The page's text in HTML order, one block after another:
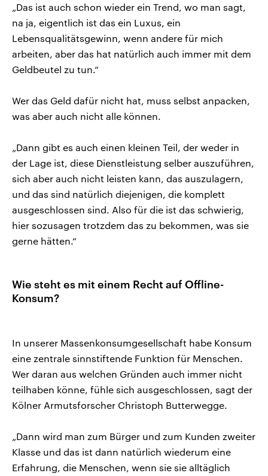
„Das ist auch schon wieder ein Trend, wo man sagt,
na ja, eigentlich ist das ein Luxus, ein
Lebensqualitätsgewinn, wenn andere für mich
arbeiten, aber das hat natürlich auch immer mit dem
Geldbeutel zu tun.“
Wer das Geld dafür nicht hat, muss selbst anpacken,
was aber auch nicht alle können.
„Dann gibt es auch einen kleinen Teil, der weder in
der Lage ist, diese Dienstleistung selber auszuführen,
sich aber auch nicht leisten kann, das auszulagern,
und das sind natürlich diejenigen, die komplett
ausgeschlossen sind. Also für die ist das schwierig,
hier sozusagen trotzdem das zu bekommen, was sie
gerne hätten.“
Wie steht es mit einem Recht auf Offline-
Konsum?
In unserer Massenkonsumgesellschaft habe Konsum
eine zentrale sinnstiftende Funktion für Menschen.
Wer daran aus welchen Gründen auch immer nicht
teilhaben könne, fühle sich ausgeschlossen, sagt der
Kölner Armutsforscher Christoph Butterwegge.
„Dann wird man zum Bürger und zum Kunden zweiter
Klasse und das ist dann natürlich wiederum eine
Erfahrung, die Menschen, wenn sie sie alltäglich